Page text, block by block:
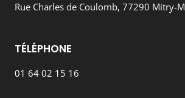
Rue Charles de Coulomb, 77290 Mitry-
TÉLÉPHONE
01 64 02 15 16